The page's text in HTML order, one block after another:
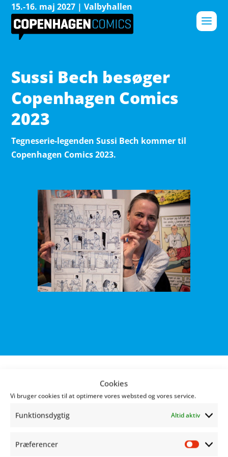
Cookies
Vi bruger cookies til at optimere vores websted og vores service.
Funktionsdygtig Altid aktiv
Præferencer
15.-16. maj 2027 | Valbyhallen
Sussi Bech besøger
Copenhagen Comics
2023
Tegneserie-legenden Sussi Bech kommer til
Copenhagen Comics 2023.
Den prisbelønnet tegneserieskaber og
illustrator Sussi Bech, som bla. er kendt for
Sussi på scenen to gange, lørdag – til en snak